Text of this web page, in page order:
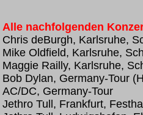
Alle nachfolgenden
Chris deBurgh, Karlsruhe,
Mike Oldfield, Karlsruhe,
Maggie Railly, Karlsruhe,
Bob Dylan, Germany-Tour
AC/DC, Germany-Tour
Jethro Tull, Frankfurt,